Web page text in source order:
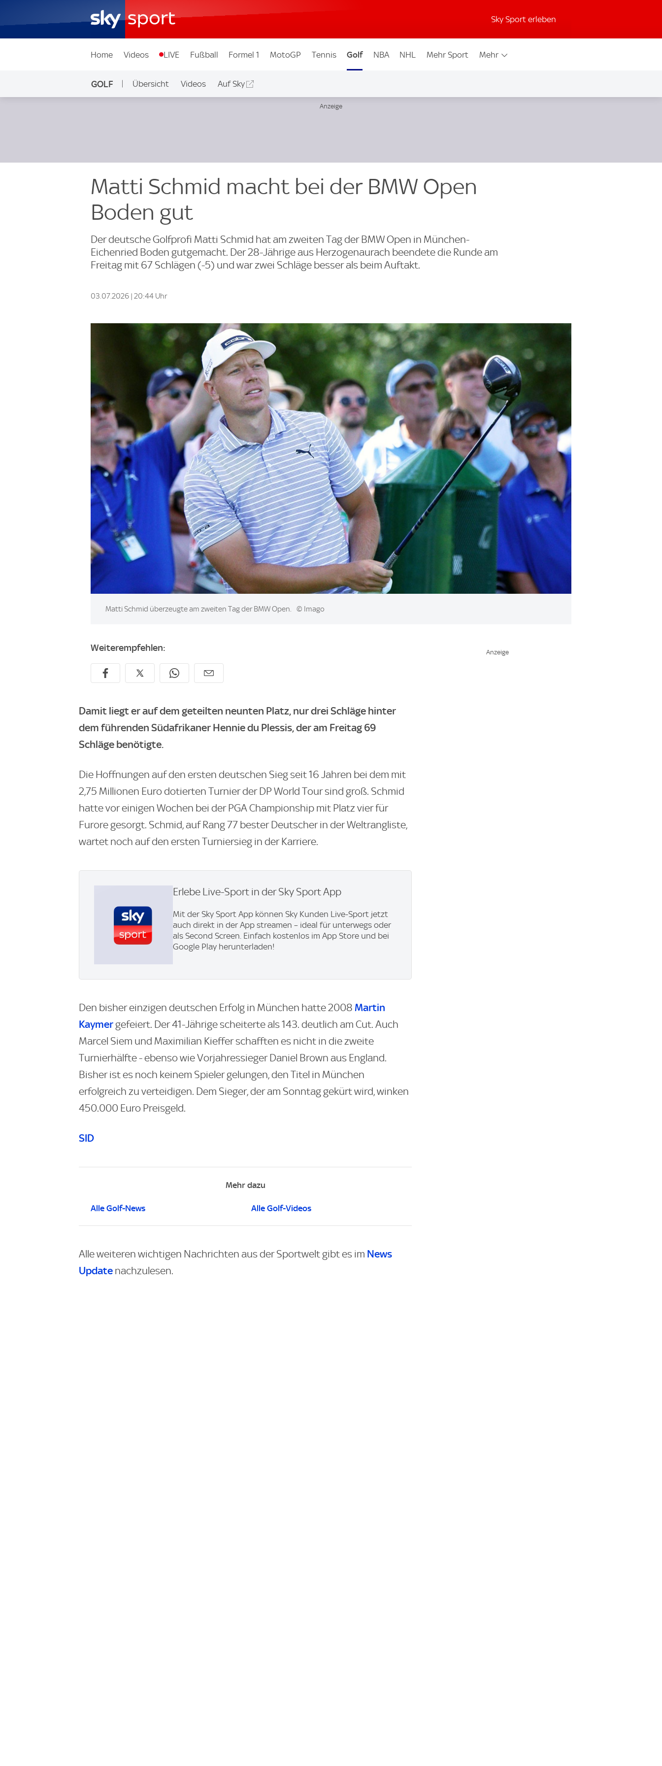
Sky Sport erleben
Home Videos LIVE Fußball Formel 1 MotoGP Tennis Golf NBA NHL Mehr Sport Mehr
GOLF Übersicht Videos Auf Sky
Matti Schmid macht bei der BMW Open
Boden gut
Der deutsche Golfprofi Matti Schmid hat am zweiten Tag der BMW Open in München-
Eichenried Boden gutgemacht. Der 28-Jährige aus Herzogenaurach beendete die Runde am
Freitag mit 67 Schlägen (-5) und war zwei Schläge besser als beim Auftakt.
03.07.2026 | 20:44 Uhr
Image:
Matti Schmid überzeugte am zweiten Tag der BMW Open. © Imago
Weiterempfehlen:
Damit liegt er auf dem geteilten neunten Platz, nur drei Schläge hinter
dem führenden Südafrikaner Hennie du Plessis, der am Freitag 69
Schläge benötigte.
Die Hoffnungen auf den ersten deutschen Sieg seit 16 Jahren bei dem mit
2,75 Millionen Euro dotierten Turnier der DP World Tour sind groß. Schmid
hatte vor einigen Wochen bei der PGA Championship mit Platz vier für
Furore gesorgt. Schmid, auf Rang 77 bester Deutscher in der Weltrangliste,
wartet noch auf den ersten Turniersieg in der Karriere.
Erlebe Live-Sport in der Sky Sport App
Mit der Sky Sport App können Sky Kunden Live-Sport jetzt
auch direkt in der App streamen – ideal für unterwegs oder
als Second Screen. Einfach kostenlos im App Store und bei
Google Play herunterladen!
Den bisher einzigen deutschen Erfolg in München hatte 2008 Martin
Kaymer gefeiert. Der 41-Jährige scheiterte als 143. deutlich am Cut. Auch
Marcel Siem und Maximilian Kieffer schafften es nicht in die zweite
Turnierhälfte - ebenso wie Vorjahressieger Daniel Brown aus England.
Bisher ist es noch keinem Spieler gelungen, den Titel in München
erfolgreich zu verteidigen. Dem Sieger, der am Sonntag gekürt wird, winken
450.000 Euro Preisgeld.
SID
Mehr dazu
Alle Golf-News Alle Golf-Videos
Alle weiteren wichtigen Nachrichten aus der Sportwelt gibt es im News
Update nachzulesen.